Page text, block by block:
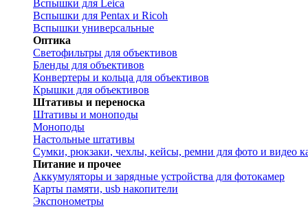
Вспышки для Leica
Вспышки для Pentax и Ricoh
Вспышки универсальные
Оптика
Светофильтры для объективов
Бленды для объективов
Конвертеры и кольца для объективов
Крышки для объективов
Штативы и переноска
Штативы и моноподы
Моноподы
Настольные штативы
Сумки, рюкзаки, чехлы, кейсы, ремни для фото и видео
Питание и прочее
Аккумуляторы и зарядные устройства для фотокамер
Карты памяти, usb накопители
Экспонометры